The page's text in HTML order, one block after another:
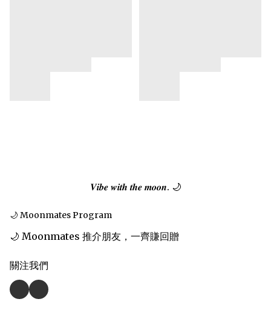
𝑽𝒊𝒃𝒆 𝒘𝒊𝒕𝒉 𝒕𝒉𝒆 𝒎𝒐𝒐𝒏. 🌙
🌙 Moonmates Program
🌙 Moonmates 推介朋友，一齊賺回贈
關注我們